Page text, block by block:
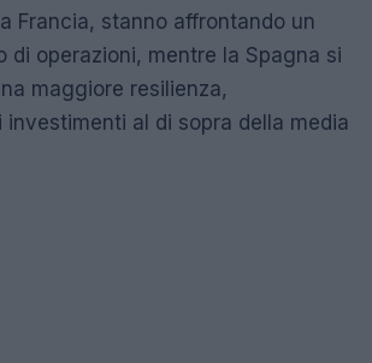
Francia, stanno affrontando un
di operazioni, mentre la Spagna si
maggiore resilienza,
investimenti al di sopra della media